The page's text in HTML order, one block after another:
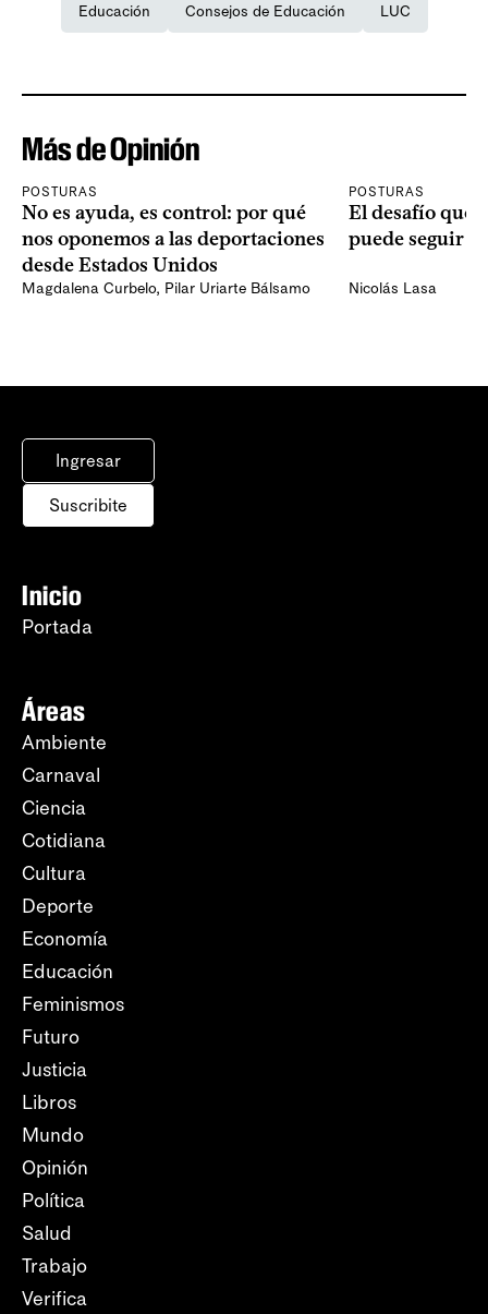
Educación Consejos de Educación LUC
Más de Opinión
POSTURAS
No es ayuda, es control: por qué
nos oponemos a las deportaciones
desde Estados Unidos
Magdalena Curbelo, Pilar Uriarte Bálsamo
POSTURAS
El desafío que
puede seguir
Nicolás Lasa
Ingresar
Suscribite
Inicio
Portada
Áreas
Ambiente
Carnaval
Ciencia
Cotidiana
Cultura
Deporte
Economía
Educación
Feminismos
Futuro
Justicia
Libros
Mundo
Opinión
Política
Salud
Trabajo
Verifica